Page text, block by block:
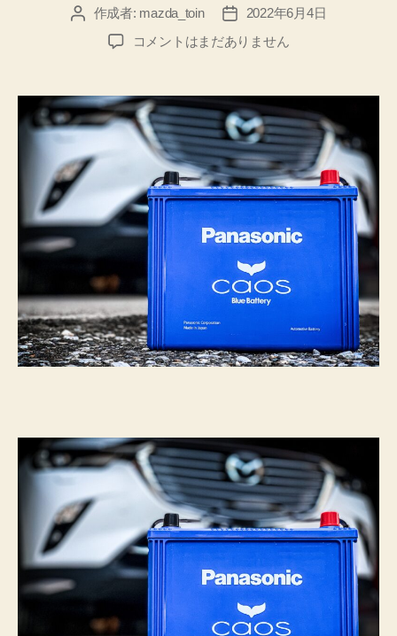
投 作成者: mazda_toin
投
稿
日
2022年6月4日
Panasonic
積
ん
で
た。
￼
へ
の
コメントはまだありません